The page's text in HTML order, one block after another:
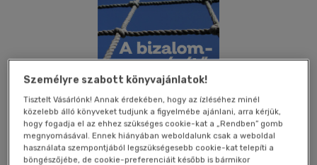
Személyre szabott könyvajánlatok!
Tisztelt Vásárlónk! Annak érdekében, hogy az ízléséhez minél
közelebb álló könyveket tudjunk a figyelmébe ajánlani, arra kérjük,
hogy fogadja el az ehhez szükséges cookie-kat a „Rendben” gomb
megnyomásával. Ennek hiányában weboldalunk csak a weboldal
használata szempontjából legszükségesebb cookie-kat telepíti a
böngészőjébe, de cookie-preferenciáit később is bármikor